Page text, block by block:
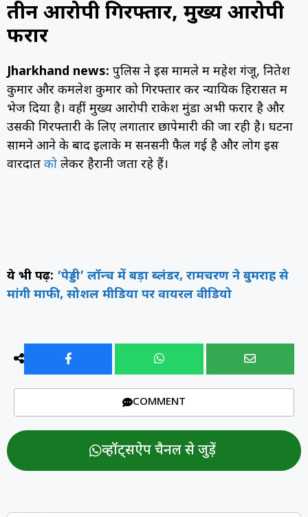
तीन आरोपी गिरफ्तार, मुख्य आरोपी
फरार
Jharkhand news: पुलिस ने इस मामले में महेश गंजू, नितेश
कुमार और कमलेश कुमार को गिरफ्तार कर न्यायिक हिरासत में
भेज दिया है। वहीं मुख्य आरोपी राकेश मुंडा अभी फरार है और
उसकी गिरफ्तारी के लिए लगातार छापेमारी की जा रही है। घटना
सामने आने के बाद इलाके में सनसनी फैल गई है और लोग इस
वारदात को लेकर हैरानी जता रहे हैं।
ये भी पढ़ें: ‘पेड्डी’ लॉन्च में बड़ा ब्लंडर, रामचरण ने बुमराह से
मांगी माफी, सोशल मीडिया पर वायरल वीडियो
COMMENT
व्हॉट्सऐप चैनल से जुड़ें